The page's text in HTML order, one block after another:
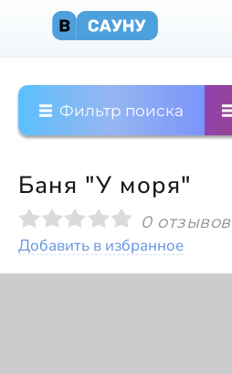
Фильтр поиска
Баня "У моря"
0 отзывов
Добавить в избранное